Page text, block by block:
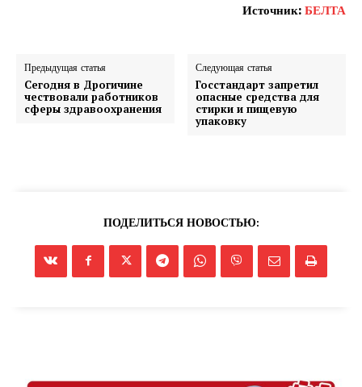
Источник: БЕЛТА
Предыдущая статья
Сегодня в Дрогичине
чествовали работников
сферы здравоохранения
Следующая статья
Госстандарт запретил
опасные средства для
стирки и пищевую
упаковку
ПОДЕЛИТЬСЯ НОВОСТЬЮ: